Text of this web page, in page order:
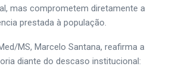
mas comprometem diretamente a
prestada à população.
MS, Marcelo Santana, reafirma a
diante do descaso institucional: